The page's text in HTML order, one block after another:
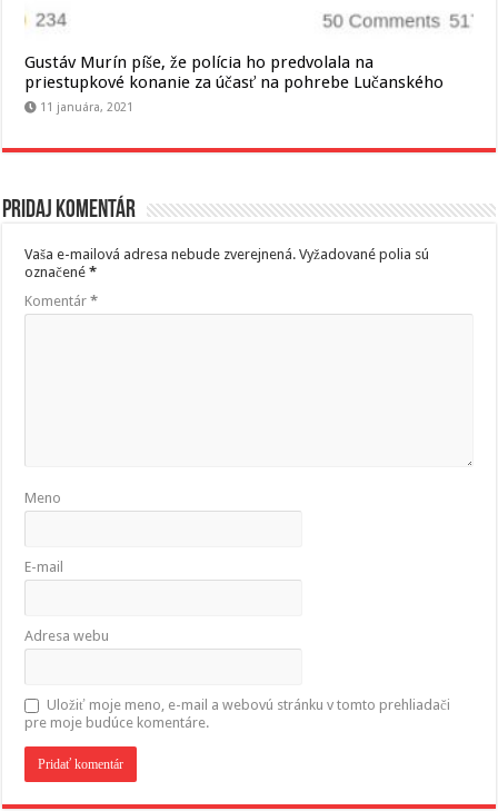
Gustáv Murín píše, že polícia ho predvolala na
priestupkové konanie za účasť na pohrebe Lučanského
11 januára, 2021
Pridaj komentár
Vaša e-mailová adresa nebude zverejnená. Vyžadované polia sú
označené*
Komentár*
Meno
E-mail
Adresa webu
Uložiť moje meno, e-mail a webovú stránku v tomto prehliadači
pre moje budúce komentáre.